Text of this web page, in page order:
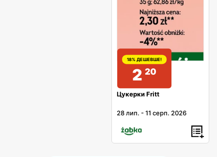
18% ДЕШЕВШЕ!
2 20
Цукерки Fritt
28 лип. -11 серп. 2026